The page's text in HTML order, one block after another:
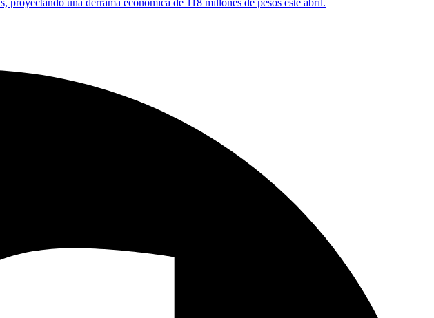
una derrama económica de 118 millones de pesos este abril.